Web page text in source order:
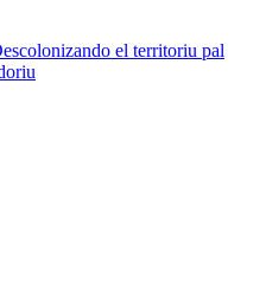
el territoriu pal